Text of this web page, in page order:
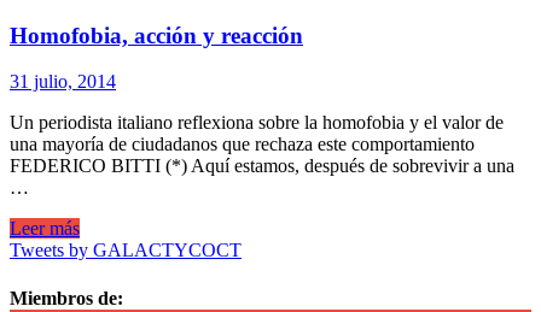
Homofobia, acción y reacción
31 julio, 2014
Un periodista italiano reflexiona sobre la homofobia y el valor de
una mayoría de ciudadanos que rechaza este comportamiento
FEDERICO BITTI (*) Aquí estamos, después de sobrevivir a una
…
Homofobia,
acción
reacción
Leer más
Tweets by GALACTYCOCT
Miembros de: